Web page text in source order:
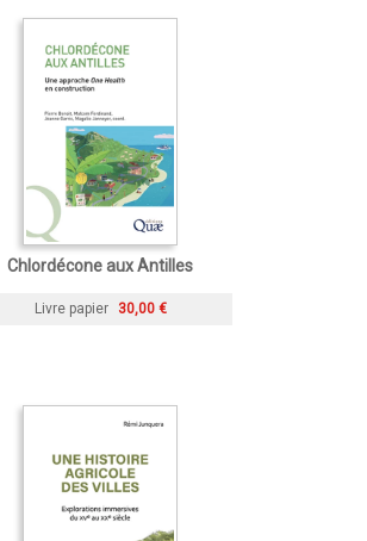
Chlordécone aux Antilles
Livre papier 30,00 €